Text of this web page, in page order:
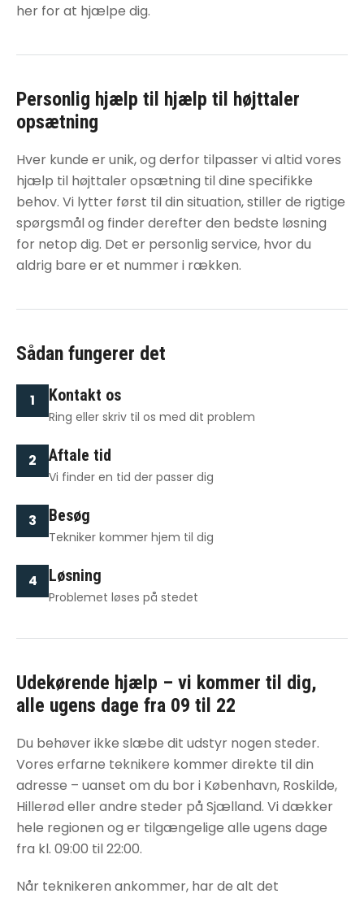
her for at hjælpe dig.
Personlig hjælp til
hjælp til højttaler
opsætning
Hver kunde er unik, og derfor tilpasser vi altid vores
hjælp til højttaler opsætning til dine specifikke
behov. Vi lytter først til din situation, stiller de rigtige
spørgsmål og finder derefter den bedste løsning
for netop dig. Det er personlig service, hvor du
aldrig bare er et nummer i rækken.
Sådan fungerer det
1 Kontakt os
Ring eller skriv til os med dit problem
2 Aftale tid
Vi finder en tid der passer dig
3 Besøg
Tekniker kommer hjem til dig
4 Løsning
Problemet løses på stedet
Udekørende hjælp – vi kommer til dig,
alle ugens dage fra 09 til 22
Du behøver ikke slæbe dit udstyr nogen steder.
Vores erfarne teknikere kommer direkte til din
adresse – uanset om du bor i København, Roskilde,
Hillerød eller andre steder på Sjælland. Vi dækker
hele regionen og er tilgængelige alle ugens dage
fra kl. 09:00 til 22:00.
Når teknikeren ankommer, har de alt det